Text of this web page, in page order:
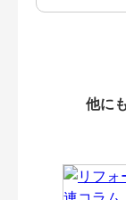
他に